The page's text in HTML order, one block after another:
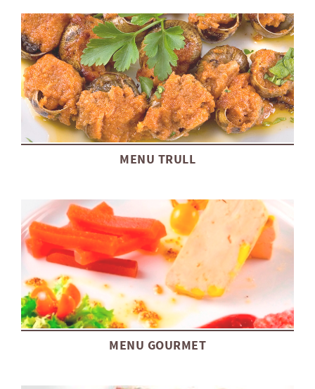
MENU TRULL
MENU GOURMET